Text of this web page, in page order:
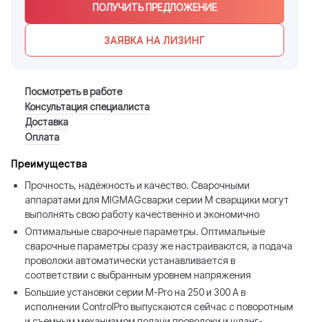
ПОЛУЧИТЬ ПРЕДЛОЖЕНИЕ
ЗАЯВКА НА ЛИЗИНГ
Посмотреть в работе
Консультация специалиста
Доставка
Оплата
Преимущества
Прочность, надёжность и качество. Сварочными
аппаратами для MIGMAGсварки серии M сварщики могут
выполнять свою работу качественно и экономично
Оптимальные сварочные параметры. Оптимальные
сварочные параметры сразу же настраиваются, а подача
проволоки автоматически устанавливается в
соответствии с выбранным уровнем напряжения
Большие установки серии M-Pro на 250 и 300 A в
исполнении ControlPro выпускаются сейчас с поворотным